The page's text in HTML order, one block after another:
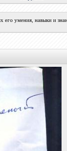
его умения, навыки и